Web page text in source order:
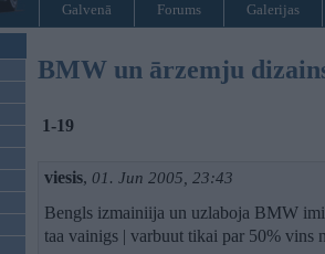
Galvenā Forums Galerijas
BMW un ārzemju
1-19
viesis, 01. Jun 2005, 23:43
Bengls izmainiija un uzlaboja BMW
taa vainigs | varbuut tikai par 50% vins